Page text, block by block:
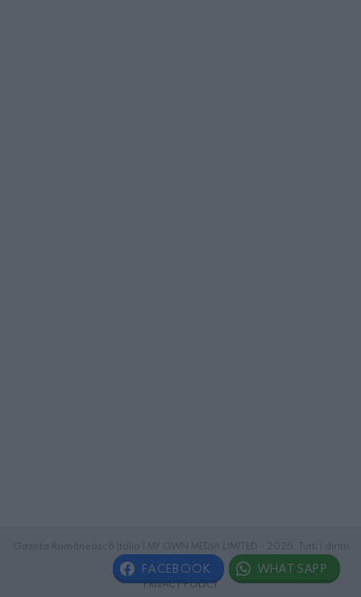
riservati.
PRIVACY POLICY
FACEBOOK WHATSAPP